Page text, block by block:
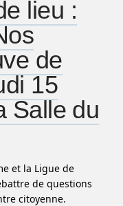
lieu :
de
15
Salle du
et la Ligue de
de questions
citoyenne.